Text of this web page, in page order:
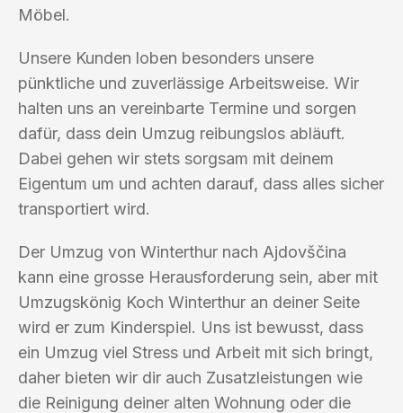
Möbel.
Unsere Kunden loben besonders unsere
pünktliche und zuverlässige Arbeitsweise. Wir
halten uns an vereinbarte Termine und sorgen
dafür, dass dein Umzug reibungslos abläuft.
Dabei gehen wir stets sorgsam mit deinem
Eigentum um und achten darauf, dass alles sicher
transportiert wird.
Der Umzug von Winterthur nach Ajdovščina
kann eine grosse Herausforderung sein, aber mit
Umzugskönig Koch Winterthur an deiner Seite
wird er zum Kinderspiel. Uns ist bewusst, dass
ein Umzug viel Stress und Arbeit mit sich bringt,
daher bieten wir dir auch Zusatzleistungen wie
die Reinigung deiner alten Wohnung oder die